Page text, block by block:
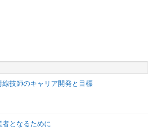
線技師のキャリア開発と目標
者となるために